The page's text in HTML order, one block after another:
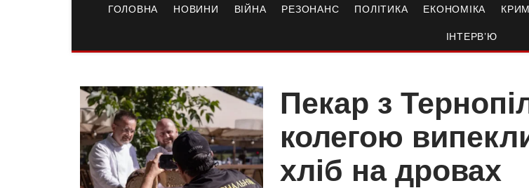
ГОЛОВНА НОВИНИ ВІЙНА РЕЗОНАНС ПОЛІТИКА ЕКОНОМІКА
ІНТЕРВ’Ю
Пекар з
колегою
хліб на дровах